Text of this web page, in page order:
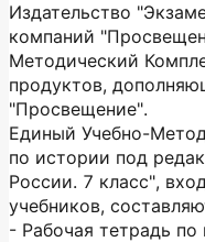
Издательство
компаний
Методический
продуктов,
"Просвещение".
Единый Учебно-
по истории под
России. 7 класс",
учебников,
- Рабочая тетрадь